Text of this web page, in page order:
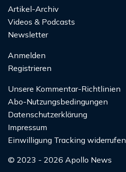
Artikel-Archiv
Videos & Podcasts
Newsletter
Anmelden
Registrieren
Unsere Kommentar-Richtlinien
Abo-Nutzungsbedingungen
Datenschutzerklärung
Impressum
Einwilligung Tracking widerrufen
© 2023 - 2026 Apollo News